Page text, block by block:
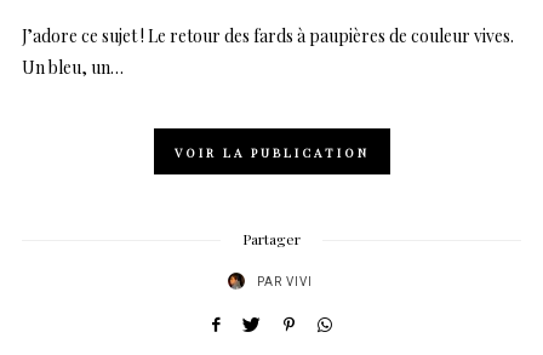
J’adore ce sujet ! Le retour des fards à paupières de couleur vives.
Un bleu, un…
VOIR LA PUBLICATION
Partager
PAR VIVI